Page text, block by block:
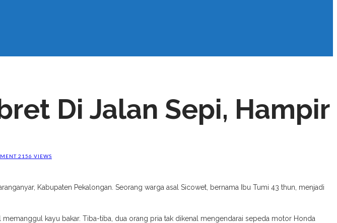
Di Jalan Sepi, Hampir
2156 VIEWS
Kabupaten Pekalongan. Seorang warga asal Sicowet, bernama Ibu Tumi 43 thun, menjadi
kayu bakar. Tiba-tiba, dua orang pria tak dikenal mengendarai sepeda motor Honda